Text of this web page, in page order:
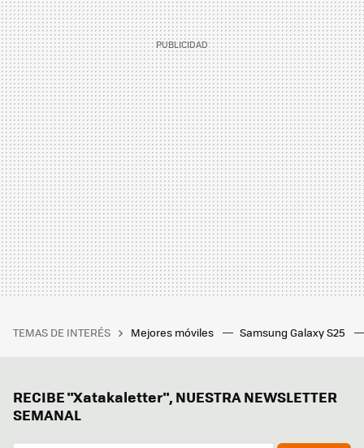
TEMAS DE INTERÉS Mejores móviles Samsung Galaxy S25
RECIBE "Xatakaletter", NUESTRA NEWSLETTER
SEMANAL